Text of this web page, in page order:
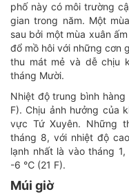
phố này có môi trường
gian trong năm. Một
sau bởi một mùa xuân
đổ mồ hôi với những cơn
thu mát mẻ và dễ chịu
tháng Mười.
Nhiệt độ trung bình
F). Chịu ảnh hưởng của
vực Tứ Xuyên. Những
tháng 8, với nhiệt độ
lạnh nhất là vào tháng
-6 ℃ (21 F).
Múi giờ